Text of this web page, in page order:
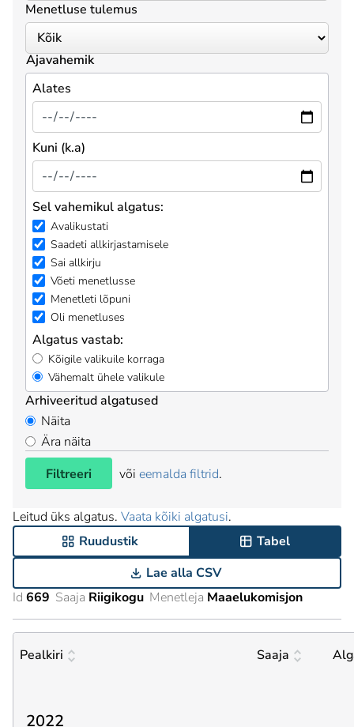
Menetluse tulemus
Ajavahemik
Alates
Kuni (k.a)
Sel vahemikul algatus:
Avalikustati
Saadeti allkirjastamisele
Sai allkirju
Võeti menetlusse
Menetleti lõpuni
Oli menetluses
Algatus vastab:
Kõigile valikuile korraga
Vähemalt ühele valikule
Arhiveeritud algatused
Näita
Ära näita
Filtreeri
või eemalda filtrid.
Leitud üks algatus. Vaata kõiki algatusi.
Ruudustik
Tabel
Lae alla CSV
Id 669 Saaja Riigikogu Menetleja Maaelukomisjon
Pealkiri Saaja
2022